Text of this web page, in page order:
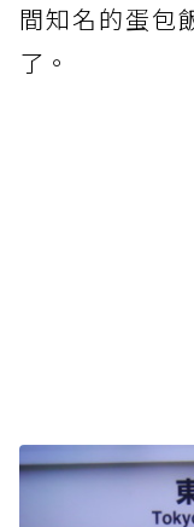
間知名的蛋包
了。